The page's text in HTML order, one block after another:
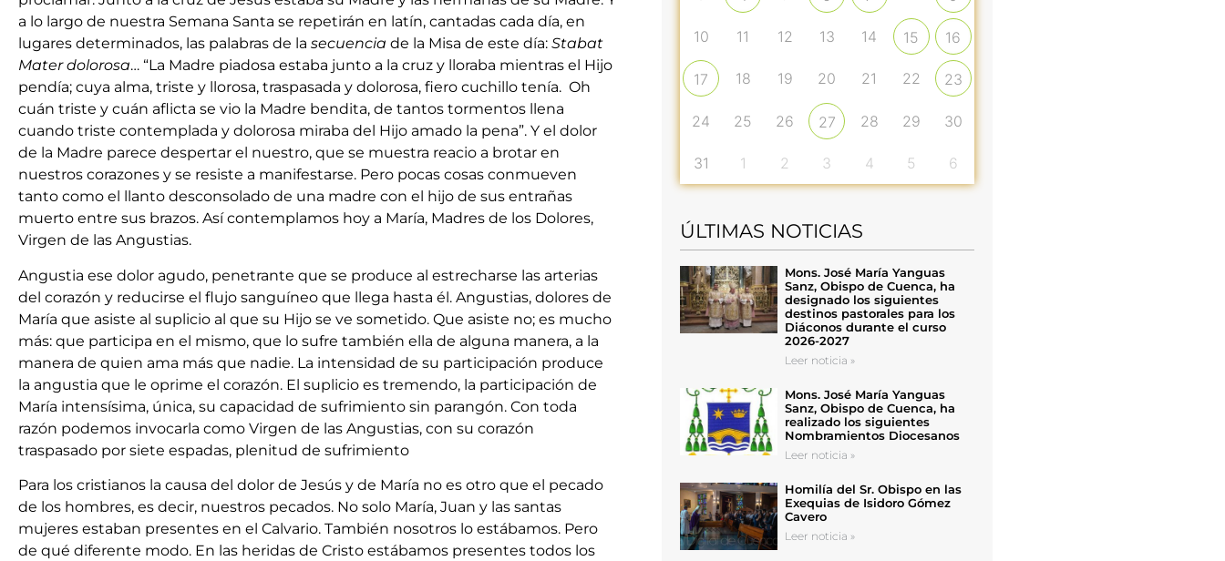
a lo largo de nuestra Semana Santa se repetirán en latín, cantadas cada día, en
lugares determinados, las palabras de la secuencia de la Misa de este día: Stabat
Mater dolorosa… “La Madre piadosa estaba junto a la cruz y lloraba mientras el Hijo
pendía; cuya alma, triste y llorosa, traspasada y dolorosa, fiero cuchillo tenía. Oh
cuán triste y cuán aflicta se vio la Madre bendita, de tantos tormentos llena
cuando triste contemplada y dolorosa miraba del Hijo amado la pena”. Y el dolor
de la Madre parece despertar el nuestro, que se muestra reacio a brotar en
nuestros corazones y se resiste a manifestarse. Pero pocas cosas conmueven
tanto como el llanto desconsolado de una madre con el hijo de sus entrañas
muerto entre sus brazos. Así contemplamos hoy a María, Madres de los Dolores,
Virgen de las Angustias.
Angustia ese dolor agudo, penetrante que se produce al estrecharse las arterias
del corazón y reducirse el flujo sanguíneo que llega hasta él. Angustias, dolores de
María que asiste al suplicio al que su Hijo se ve sometido. Que asiste no; es mucho
más: que participa en el mismo, que lo sufre también ella de alguna manera, a la
manera de quien ama más que nadie. La intensidad de su participación produce
la angustia que le oprime el corazón. El suplicio es tremendo, la participación de
María intensísima, única, su capacidad de sufrimiento sin parangón. Con toda
razón podemos invocarla como Virgen de las Angustias, con su corazón
traspasado por siete espadas, plenitud de sufrimiento
Para los cristianos la causa del dolor de Jesús y de María no es otro que el pecado
de los hombres, es decir, nuestros pecados. No solo María, Juan y las santas
mujeres estaban presentes en el Calvario. También nosotros lo estábamos. Pero
de qué diferente modo. En las heridas de Cristo estábamos presentes todos los
10 11 12 13 14 15 16
17 18 19 20 21 22 23
24 25 26 27 28 29 30
31 1 2 3 4 5 6
ÚLTIMAS NOTICIAS
Mons. José María Yanguas
Sanz, Obispo de Cuenca, ha
designado los siguientes
destinos pastorales para los
Diáconos durante el curso
2026-2027
Leer noticia »
Mons. José María Yanguas
Sanz, Obispo de Cuenca, ha
realizado los siguientes
Nombramientos Diocesanos
Leer noticia »
Homilía del Sr. Obispo en las
Exequias de Isidoro Gómez
Cavero
Leer noticia »